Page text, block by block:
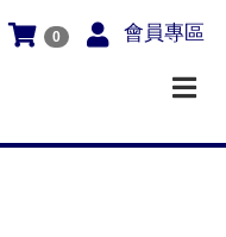
0 會員專區